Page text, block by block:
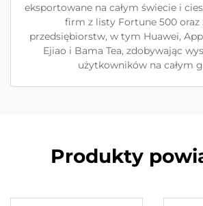
eksportowane na całym świecie i
firm z listy Fortune 500 oraz
przedsiębiorstw, w tym Huawei,
Ejiao i Bama Tea, zdobywając
użytkowników na całym
Produkty